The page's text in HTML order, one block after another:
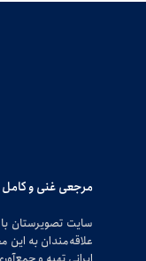
مرجعی غنی و کامل
سایت تصویرستان
علاقه‌مندان به این